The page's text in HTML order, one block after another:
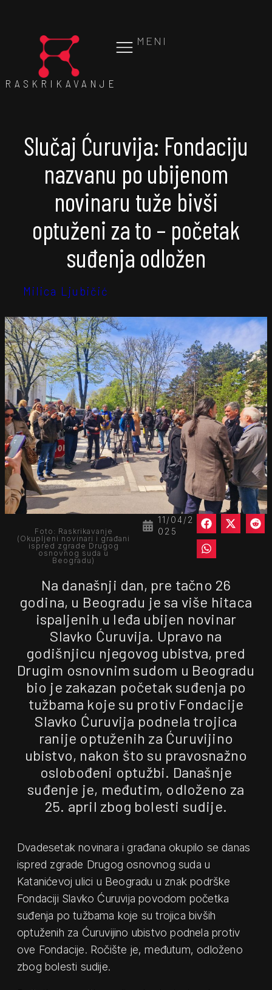
MENI
RASKRIKAVANJE
Slučaj Ćuruvija: Fondaciju
nazvanu po ubijenom
novinaru tuže bivši
optuženi za to – početak
suđenja odložen
Milica Ljubičić
11/04/2
025
Foto: Raskrikavanje
(Okupljeni novinari i građani
ispred zgrade Drugog
osnovnog suda u
Beogradu)
Na današnji dan, pre tačno 26
godina, u Beogradu je sa više hitaca
ispaljenih u leđa ubijen novinar
Slavko Ćuruvija. Upravo na
godišnjicu njegovog ubistva, pred
Drugim osnovnim sudom u Beogradu
bio je zakazan početak suđenja po
tužbama koje su protiv Fondacije
Slavko Ćuruvija podnela trojica
ranije optuženih za Ćuruvijino
ubistvo, nakon što su pravosnažno
oslobođeni optužbi. Današnje
suđenje je, međutim, odloženo za
25. april zbog bolesti sudije.
Dvadesetak novinara i građana okupilo se danas
ispred zgrade Drugog osnovnog suda u
Katanićevoj ulici u Beogradu u znak podrške
Fondaciji Slavko Ćuruvija povodom početka
suđenja po tužbama koje su trojica bivših
optuženih za Ćuruvijino ubistvo podnela protiv
ove Fondacije. Ročište je, međutum, odloženo
zbog bolesti sudije.